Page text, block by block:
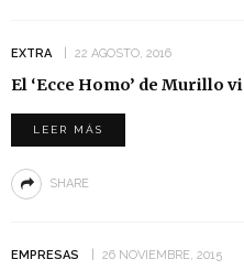
EXTRA 22 AGOSTO, 2016
El ‘Ecce Homo’ de Murillo
LEER MÁS
SHARE
EMPRESAS 26 NOVIEMBRE, 2015